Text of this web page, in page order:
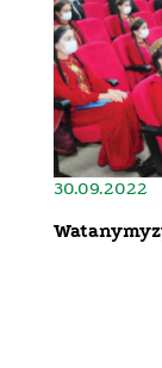
30.09.2022